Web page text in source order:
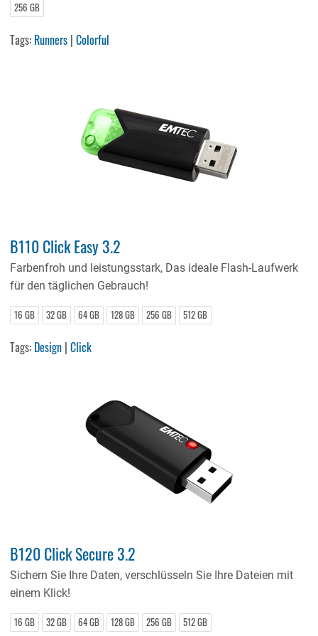
256 GB
Tags: Runners |Colorful
B110 Click Easy 3.2
Farbenfroh und leistungsstark, Das ideale Flash-Laufwerk
für den täglichen Gebrauch!
16 GB 32 GB 64 GB 128 GB 256 GB 512 GB
Tags: Design |Click
B120 Click Secure 3.2
Sichern Sie Ihre Daten, verschlüsseln Sie Ihre Dateien mit
einem Klick!
16 GB 32 GB 64 GB 128 GB 256 GB 512 GB